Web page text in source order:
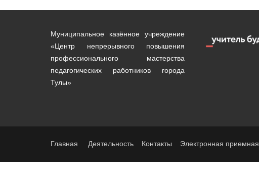
Муниципальное казённое учреждение
«Центр непрерывного повышения
профессионального мастерства
педагогических работников города
Тулы»
Главная Деятельность Контакты Электронная приемная